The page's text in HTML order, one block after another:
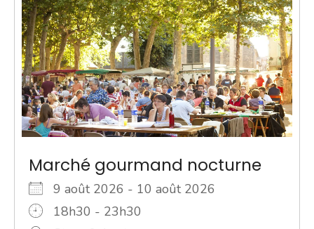
Marché gourmand nocturne
9 août 2026 - 10 août 2026
18h30 - 23h30